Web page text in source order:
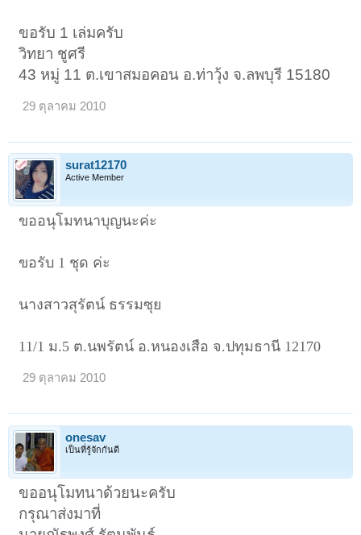
ขอรับ 1 เล่มครับ
วิทยา ชูศรี
43 หมู่ 11 ต.เขาสมอคอน อ.ท่าวุ้ง จ.ลพบุรี 15180
29 ตุลาคม 2010
surat12170
Active Member
ขออนุโมทนาบุญนะค่ะ
ขอรับ 1 ชุด ค่ะ
นางสาวสุรัตน์ ธรรมซุย
11/1 ม.5 ต.นพรัตน์ อ.หนองเสือ จ.ปทุมธานี 12170
29 ตุลาคม 2010
onesav
เป็นที่รู้จักกันดี
ขออนุโมทนาด้วยนะครับ
กรุณาส่งมาที่